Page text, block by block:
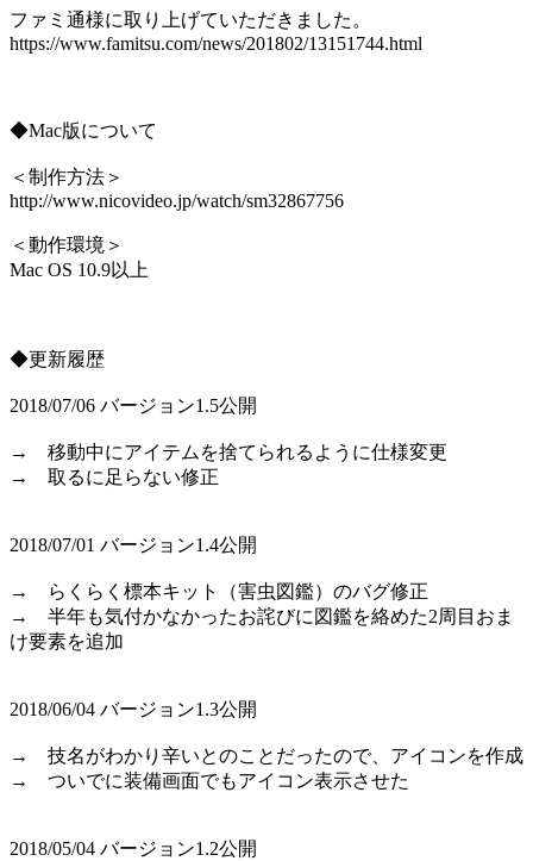
ファミ通様に取り上げていただきました。
https://www.famitsu.com/news/201802/13151744.html
◆Mac版について
＜制作方法＞
http://www.nicovideo.jp/watch/sm32867756
＜動作環境＞
Mac OS 10.9以上
◆更新履歴
2018/07/06 バージョン1.5公開
→ 移動中にアイテムを捨てられるように仕様変更
→ 取るに足らない修正
2018/07/01 バージョン1.4公開
→ らくらく標本キット（害虫図鑑）のバグ修正
→ 半年も気付かなかったお詫びに図鑑を絡めた2周目おま
け要素を追加
2018/06/04 バージョン1.3公開
→ 技名がわかり辛いとのことだったので、アイコンを作成
→ ついでに装備画面でもアイコン表示させた
2018/05/04 バージョン1.2公開